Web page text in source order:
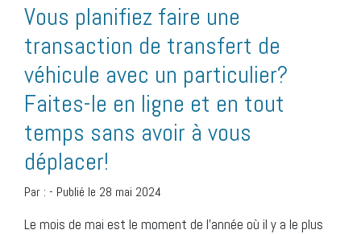
Vous planifiez faire une
transaction de transfert de
véhicule avec un particulier?
Faites-le en ligne et en tout
temps sans avoir à vous
déplacer!
Par : - Publié le 28 mai 2024
Le mois de mai est le moment de l’année où il y a le plus